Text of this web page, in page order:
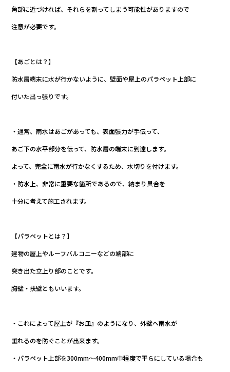
角部に近づければ、それらを割ってしまう可能性がありますので
注意が必要です。
【あごとは？】
防水層端末に水が行かないように、壁面や屋上のパラペット上部に
付いた出っ張りです。
・通常、雨水はあごがあっても、表面張力が手伝って、
あご下の水平部分を伝って、防水層の端末に到達します。
よって、完全に雨水が行かなくするため、水切りを付けます。
・防水上、非常に重要な箇所であるので、納まり具合を
十分に考えて施工されます。
【パラペットとは？】
建物の屋上やルーフバルコニーなどの端部に
突き出た立上り部のことです。
胸壁・扶壁ともいいます。
・これによって屋上が『お皿』のようになり、外壁へ雨水が
垂れるのを防ぐことが出来ます。
・パラペット上部を300mm～400mm巾程度で平らにしている場合も